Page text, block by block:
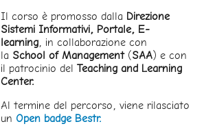
Il corso è promosso dalla Direzione
Sistemi Informativi, Portale, E-
learning, in collaborazione con
la School of Management(SAA) e con
il patrocinio delTeaching and Learning
Center.
Al termine del percorso, viene rilasciato
un Open badge Bestr.